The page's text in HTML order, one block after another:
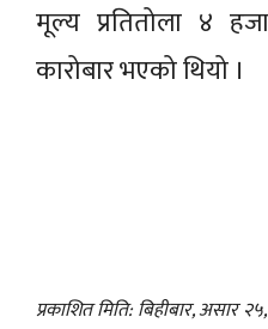
मूल्य प्रतितोला ४
कारोबार भएको थियो ।
प्रकाशित मिति: बिहीबार, असार